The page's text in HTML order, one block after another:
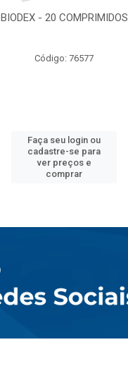
BIODEX - 20 COMPRIMIDOS
Código: 76577
Faça seu login ou
cadastre-se para
ver preços e
comprar